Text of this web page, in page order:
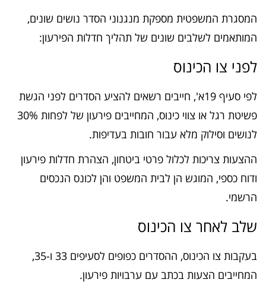
המסגרת המשפטית מספקת מנגנוני הסדר נושים שונים,
המותאמים לשלבים שונים של תהליך חדלות הפירעון:
לפני צו הכינוס
לפי סעיף 19א', חייבים רשאים להציע הסדרים לפני הגשת
פשיטת רגל או צווי כינוס, המחייבים פירעון של לפחות 30%
לנושים וסילוק מלא עבור חובות בעדיפות.
ההצעות צריכות לכלול פרטי ביטחון, הצהרת חדלות פירעון
ודוח כספי, המוגש הן לבית המשפט והן לכונס הנכסים
הרשמי.
שלב לאחר צו הכינוס
בעקבות צו הכינוס, ההסדרים כפופים לסעיפים 33 ו-35,
המחייבים הצעות בכתב עם ערבויות פירעון.